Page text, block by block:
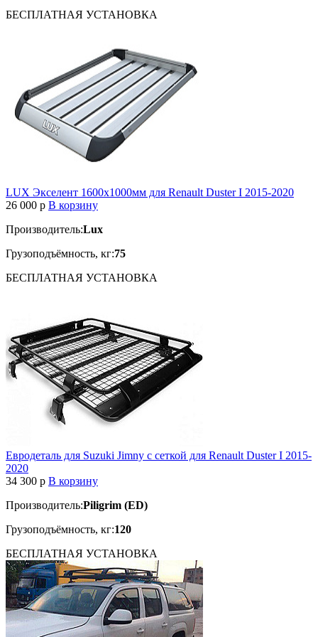
БЕСПЛАТНАЯ УСТАНОВКА
LUX Экселент 1600х1000мм для Renault Duster I 2015-2020
26 000 p В корзину
Производитель:Lux
Грузоподъёмность, кг:75
БЕСПЛАТНАЯ УСТАНОВКА
Евродеталь для Suzuki Jimny с сеткой для Renault Duster I 2015-
2020
34 300 p В корзину
Производитель:Piligrim (ED)
Грузоподъёмность, кг:120
БЕСПЛАТНАЯ УСТАНОВКА